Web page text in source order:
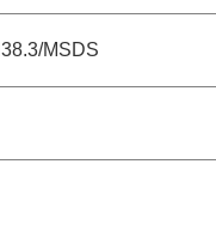
MSDS